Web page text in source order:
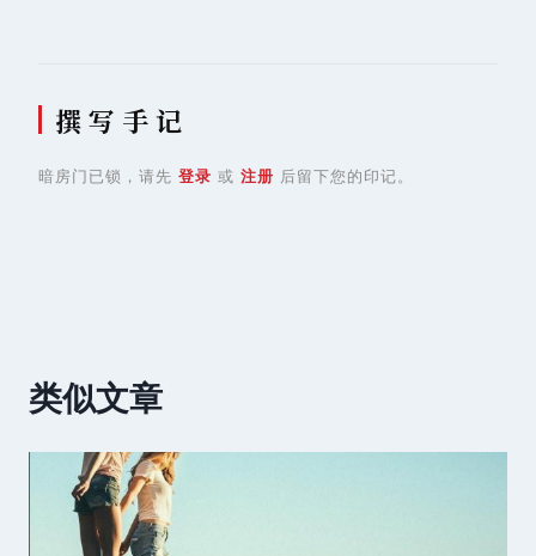
撰 写 手 记
暗房门已锁，请先 登录 或 注册 后留下您的印记。
类似文章